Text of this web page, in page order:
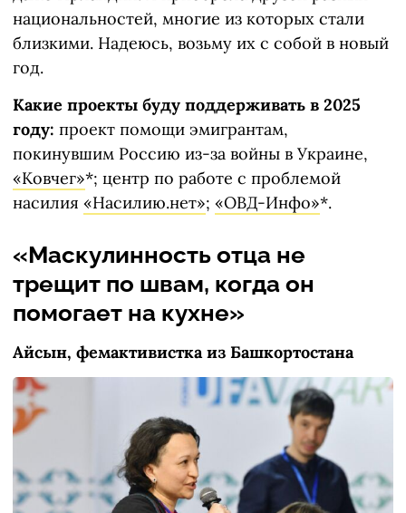
национальностей, многие из которых стали
близкими. Надеюсь, возьму их с собой в новый
год.
Какие проекты буду поддерживать в 2025
году: проект помощи эмигрантам,
покинувшим Россию из-за войны в Украине,
«Ковчег»*; центр по работе с проблемой
насилия «Насилию.нет»; «ОВД-Инфо»*.
«Маскулинность отца не
трещит по швам, когда он
помогает на кухне»
Айсын, фемактивистка из Башкортостана